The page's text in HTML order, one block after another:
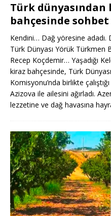
Türk
bahçesinde sohbet
Kendini… Dağ yöresine adadı.
Türk Dünyası Yörük Türkmen
Recep Koçdemir… Yaşadığı
kiraz bahçesinde, Türk
Komisyonu’nda birlikte
Azizova ile ailesini ağırladı.
lezzetine ve dağ havasına